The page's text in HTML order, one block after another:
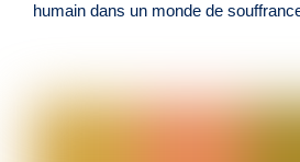
humain dans un monde de